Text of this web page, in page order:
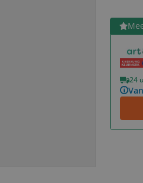
24
Bekijk